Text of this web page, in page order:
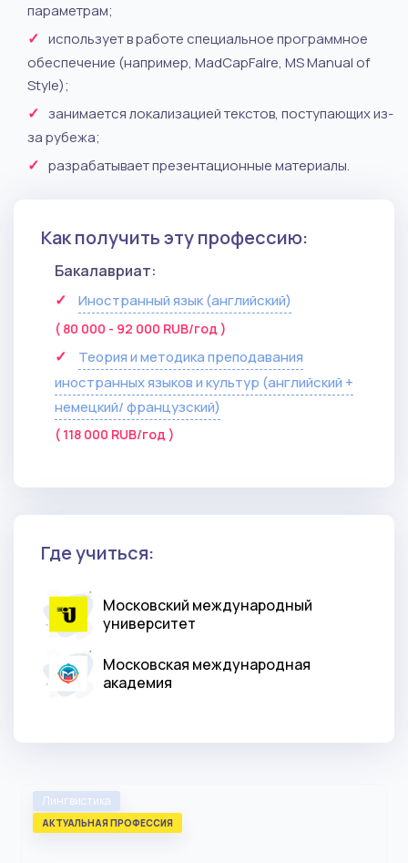
параметрам;
использует в работе специальное программное
обеспечение (например, MadCapFalre, MS Manual of
Style);
занимается локализацией текстов, поступающих из-
за рубежа;
разрабатывает презентационные материалы.
Как получить эту профессию:
Бакалавриат:
Иностранный язык (английский)
( 80 000 - 92 000 RUB/год )
Теория и методика преподавания
иностранных языков и культур (английский +
немецкий/ французский)
( 118 000 RUB/год )
Где учиться:
Московский международный
университет
Московская международная
академия
Лингвистика
АКТУАЛЬНАЯ ПРОФЕССИЯ